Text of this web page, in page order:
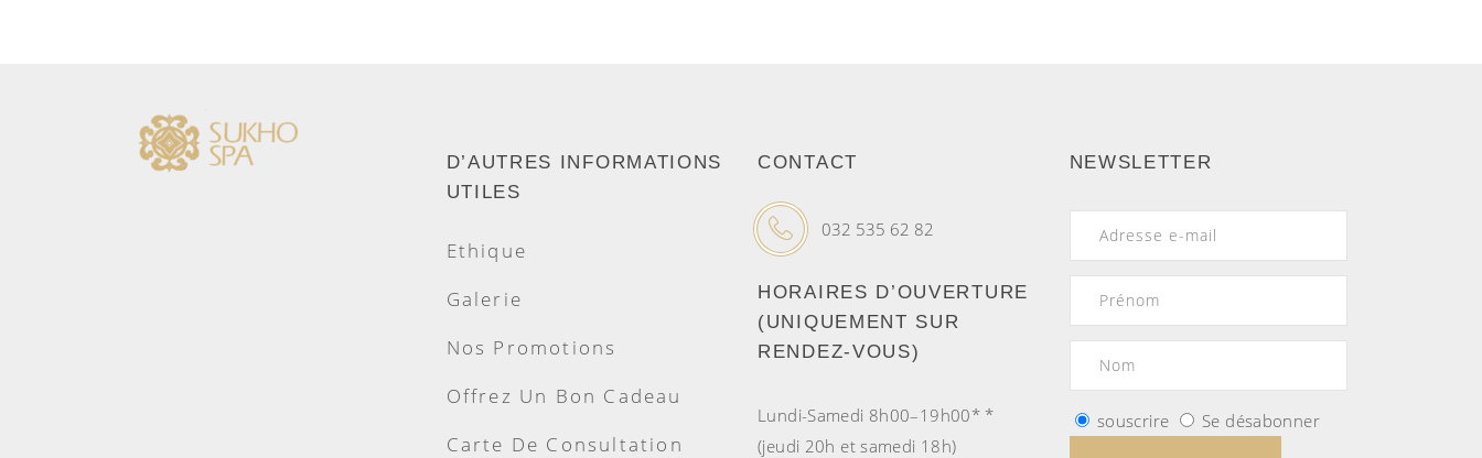
D’AUTRES INFORMATIONS
UTILES
Ethique
Galerie
Nos Promotions
Offrez Un Bon Cadeau
Carte De Consultation
CONTACT
032 535 62 82
HORAIRES D’OUVERTURE
(UNIQUEMENT SUR
RENDEZ-VOUS)
Lundi-Samedi 8h00–19h00* *
(jeudi 20h et samedi 18h)
NEWSLETTER
souscrire Se désabonner